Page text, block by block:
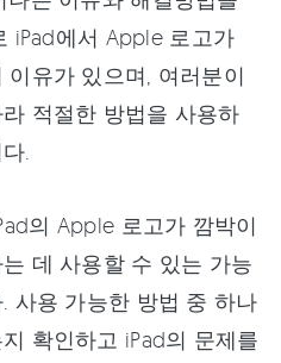
iPad에서 Apple 로고가
유가 있으며, 여러분이
적절한 방법을 사용하
.
의 Apple 로고가 깜박이
데 사용할 수 있는 가능
사용 가능한 방법 중 하나
확인하고 iPad의 문제를